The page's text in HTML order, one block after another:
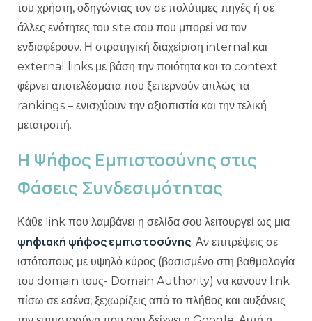
του χρήστη, οδηγώντας τον σε πολύτιμες πηγές ή σε
άλλες ενότητες του site σου που μπορεί να τον
ενδιαφέρουν. Η στρατηγική διαχείριση internal και
external links με βάση την ποιότητα και το context
φέρνει αποτελέσματα που ξεπερνούν απλώς τα
rankings – ενισχύουν την αξιοπιστία και την τελική
μετατροπή.
Η Ψήφος Εμπιστοσύνης στις
Φάσεις Συνδεσιμότητας
Κάθε link που λαμβάνει η σελίδα σου λειτουργεί ως μια
ψηφιακή ψήφος εμπιστοσύνης. Αν επιτρέψεις σε
ιστότοπους με υψηλό κύρος (βασισμένο στη βαθμολογία
του domain τους- Domain Authority) να κάνουν link
πίσω σε εσένα, ξεχωρίζεις από το πλήθος και αυξάνεις